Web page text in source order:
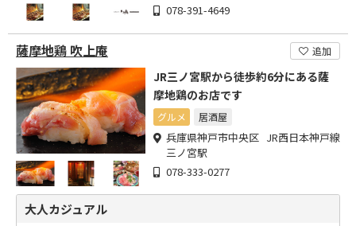
078-391-4649
薩摩地鶏 吹上庵 追加
JR三ノ宮駅から徒歩約6分にある薩
摩地鶏のお店です
グルメ 居酒屋
兵庫県神戸市中央区 JR西日本神戸線
三ノ宮駅
078-333-0277
大人カジュアル